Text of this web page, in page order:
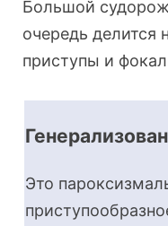
Большой
очередь делится
приступы и
Это